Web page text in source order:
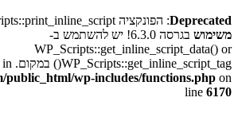
Deprecated: הפונקציה WP_Scripts::print_inline_script
משימוש
בגרסה 6.3.0! יש להשתמש ב-
WP_Scripts::get_inline_script_data() or
WP_Scripts::get_inline_script_tag() במקום. in
public_html/wp-includes/functions.php on
line 6170